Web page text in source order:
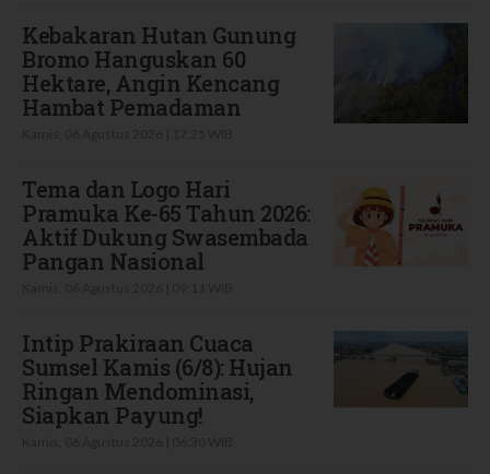
Kebakaran Hutan Gunung
Bromo Hanguskan 60
Hektare, Angin Kencang
Hambat Pemadaman
Tema dan Logo Hari
Pramuka Ke-65 Tahun 2026:
Aktif Dukung Swasembada
Pangan Nasional
Intip Prakiraan Cuaca
Sumsel Kamis (6/8): Hujan
Ringan Mendominasi,
Siapkan Payung!